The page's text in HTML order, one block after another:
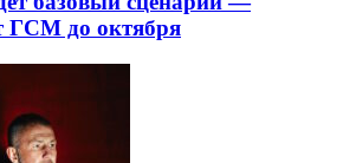
ГСМ до октября